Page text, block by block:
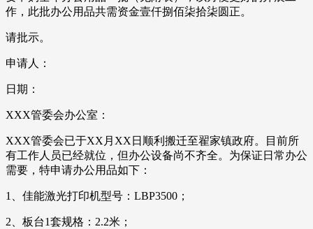
作，此批办公用品共需资金壹仟捌佰柒拾柒圆正。
请批示。
申请人：
日期：
XXX管委会办公室：
XXX管委会已于XX月XX日顺利搬迁至翟家镇政府。目前所
有工作人员已经就位，但办公设备尚不齐全。为保证日常办公
需要，特申请办公用品如下：
1、佳能激光打印机型号：LBP3500；
2、板台1套规格：2.2米；